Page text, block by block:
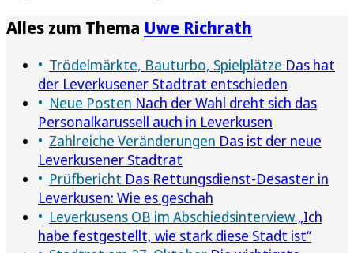
Alles zum Thema Uwe Richrath
Trödelmärkte, Bauturbo, Spielplätze Das hat
der Leverkusener Stadtrat entschieden
Neue Posten Nach der Wahl dreht sich das
Personalkarussell auch in Leverkusen
Zahlreiche Veränderungen Das ist der neue
Leverkusener Stadtrat
Prüfbericht Das Rettungsdienst-Desaster in
Leverkusen: Wie es geschah
Leverkusens OB im Abschiedsinterview „Ich
habe festgestellt, wie stark diese Stadt ist“